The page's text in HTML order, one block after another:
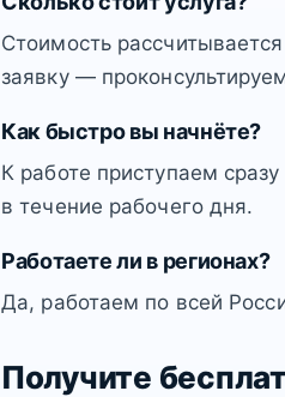
Стоимость
заявку —
Как быстро вы начнёте?
К работе приступаем
в течение рабочего дня.
Работаете ли в регионах?
Да, работаем по всей
Получите